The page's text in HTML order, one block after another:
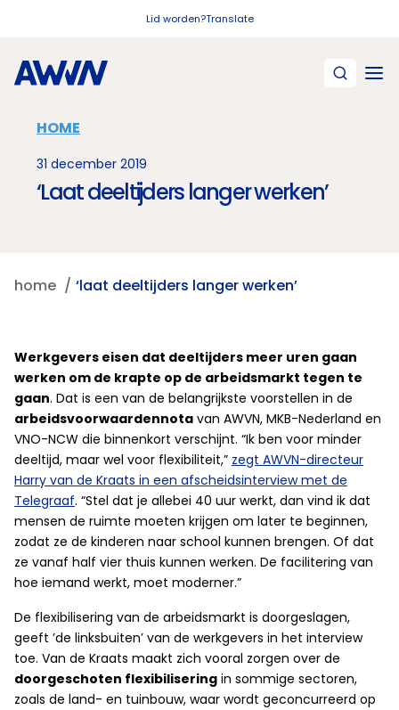
Lid worden?Translate
HOME
31 december 2019
‘Laat deeltijders langer werken’
home ‘laat deeltijders langer werken’
Werkgevers eisen dat deeltijders meer uren gaan
werken om de krapte op de arbeidsmarkt tegen te
gaan. Dat is een van de belangrijkste voorstellen in de
arbeidsvoorwaardennota van AWVN, MKB-Nederland en
VNO-NCW die binnenkort verschijnt. “Ik ben voor minder
deeltijd, maar wel voor flexibiliteit,” zegt AWVN-directeur
Harry van de Kraats in een afscheidsinterview met de
Telegraaf. “Stel dat je allebei 40 uur werkt, dan vind ik dat
mensen de ruimte moeten krijgen om later te beginnen,
zodat ze de kinderen naar school kunnen brengen. Of dat
ze vanaf half vier thuis kunnen werken. De facilitering van
hoe iemand werkt, moet moderner.”
De flexibilisering van de arbeidsmarkt is doorgeslagen,
geeft ’de linksbuiten’ van de werkgevers in het interview
toe. Van de Kraats maakt zich vooral zorgen over de
doorgeschoten flexibilisering in sommige sectoren,
zoals de land- en tuinbouw, waar wordt geconcurreerd op